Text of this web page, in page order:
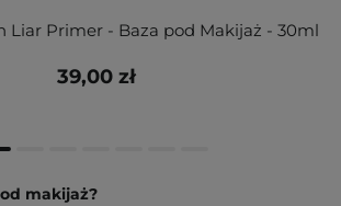
Liar Primer - Baza pod Makijaż - 30ml
39,00 zł
makijaż?